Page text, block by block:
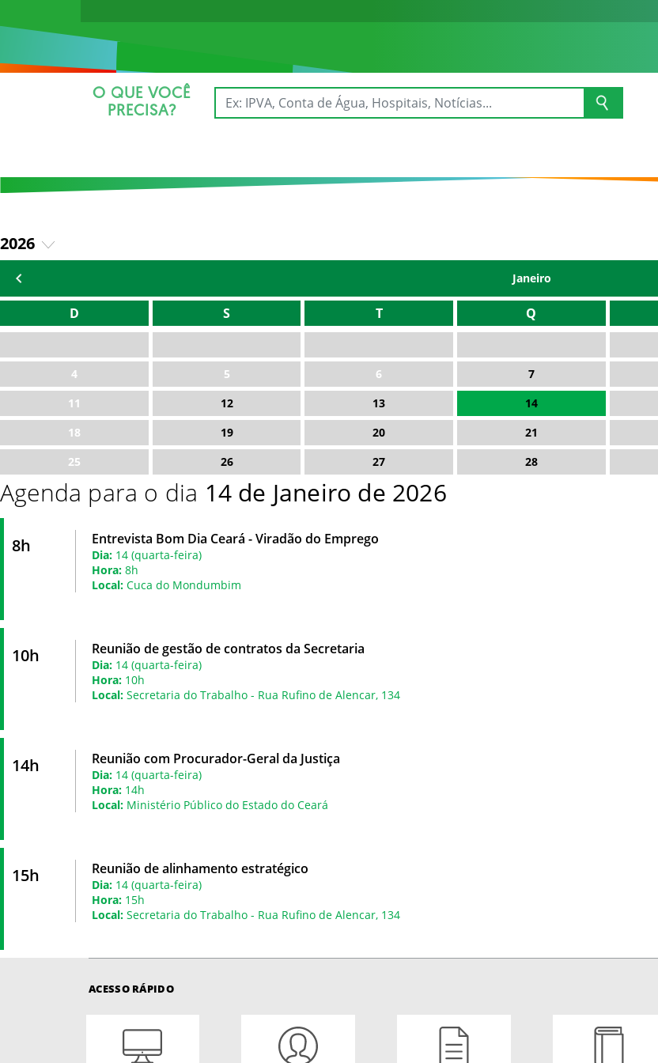
O QUE VOCÊ
PRECISA?
2026
2025
Janeiro
D S T Q
4
5 6 7
11
12 13 14
18
19 20 21
25
26 27 28
Agenda para o dia 14 de Janeiro de 2026
8h Entrevista Bom Dia Ceará - Viradão do Emprego
Dia: 14 (quarta-feira)
Hora: 8h
Local: Cuca do Mondumbim
10h Reunião de gestão de contratos da Secretaria
Dia: 14 (quarta-feira)
Hora: 10h
Local: Secretaria do Trabalho - Rua Rufino de Alencar, 134
14h Reunião com Procurador-Geral da Justiça
Dia: 14 (quarta-feira)
Hora: 14h
Local: Ministério Público do Estado do Ceará
15h Reunião de alinhamento estratégico
Dia: 14 (quarta-feira)
Hora: 15h
Local: Secretaria do Trabalho - Rua Rufino de Alencar, 134
ACESSO RÁPIDO